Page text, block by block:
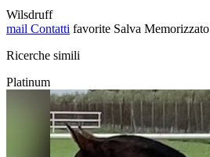
Wilsdruff
mail Contatti favorite Salva Memorizzato
Ricerche simili
Platinum